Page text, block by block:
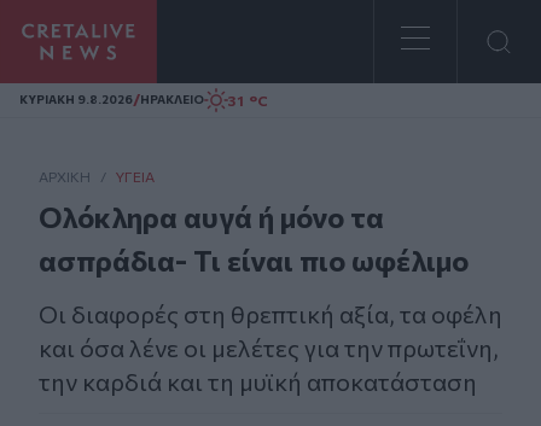
Homepage
ΚΥΡΙΑΚΗ 9.8.2026/ΗΡΑΚΛΕΙΟ 31 °C
ΑΡΧΙΚΗ / ΥΓΕΊΑ
Ολόκληρα αυγά ή μόνο τα
ασπράδια- Τι είναι πιο ωφέλιμο
Οι διαφορές στη θρεπτική αξία, τα οφέλη
και όσα λένε οι μελέτες για την πρωτεΐνη,
την καρδιά και τη μυϊκή αποκατάσταση